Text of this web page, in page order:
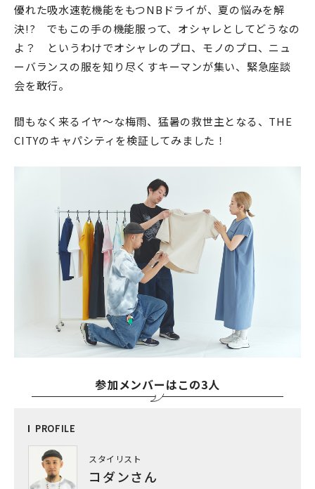
優れた吸水速乾機能をもつNBドライが、夏の悩みを解
決!? でもこの手の機能服って、オシャレとしてどうなの
よ？ というわけでオシャレのプロ、モノのプロ、ニュ
ーバランスの服を知り尽くすキーマンが集い、緊急座談
会を敢行。
間もなく来るイヤ～な梅雨、猛暑の救世主となる、THE
CITYのキャパシティを検証してみました！
参加メンバーはこの3人
PROFILE
スタイリスト
コダンさん